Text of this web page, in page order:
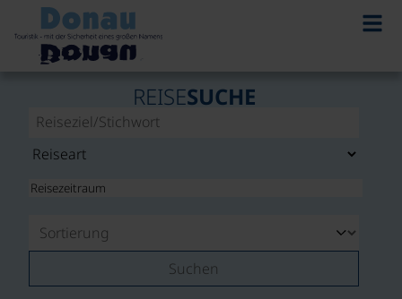
REISESUCHE
Suchen